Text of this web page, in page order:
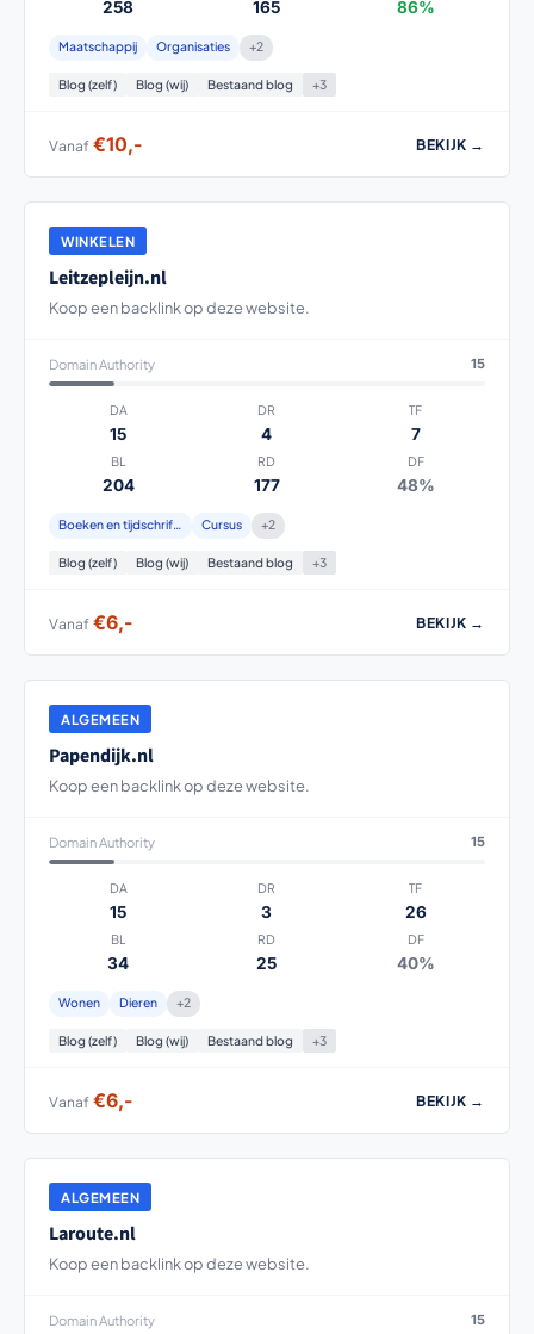
258 165 86%
Maatschappij Organisaties +2
Blog (zelf) Blog (wij) Bestaand blog +3
Vanaf €10,- BEKIJK →
WINKELEN
Leitzepleijn.nl
Koop een backlink op deze website.
Domain Authority 15
DA
15
DR
4
TF
7
BL
204
RD
177
DF
48%
Boeken en tijdschriften Cursus +2
Blog (zelf) Blog (wij) Bestaand blog +3
Vanaf €6,- BEKIJK →
ALGEMEEN
Papendijk.nl
Koop een backlink op deze website.
Domain Authority 15
DA
15
DR
3
TF
26
BL
34
RD
25
DF
40%
Wonen Dieren +2
Blog (zelf) Blog (wij) Bestaand blog +3
Vanaf €6,- BEKIJK →
ALGEMEEN
Laroute.nl
Koop een backlink op deze website.
Domain Authority 15